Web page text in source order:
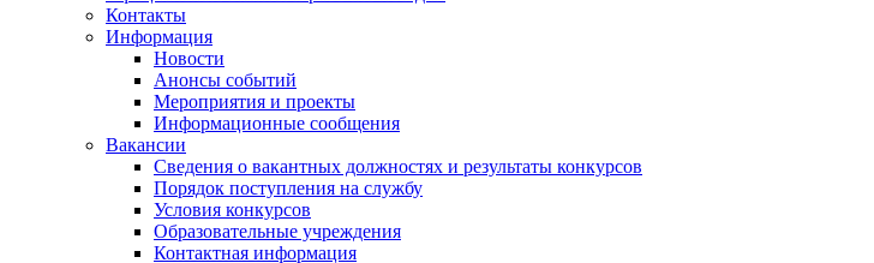
Контакты
Информация
Новости
Анонсы событий
Мероприятия и проекты
Информационные сообщения
Вакансии
Сведения о вакантных должностях и результаты конкурсов
Порядок поступления на службу
Условия конкурсов
Образовательные учреждения
Контактная информация